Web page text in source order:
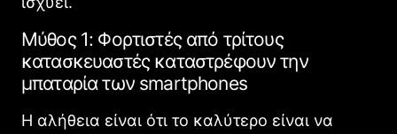
Μύθος 1: Φορτιστές από τρίτους
κατασκευαστές καταστρέφουν την
μπαταρία των smartphones
Η αλήθεια είναι ότι το καλύτερο είναι να